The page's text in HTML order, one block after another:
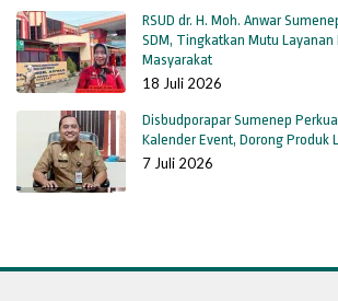
RSUD dr. H. Moh. Anwar
SDM, Tingkatkan Mutu
Masyarakat
18 Juli 2026
Disbudporapar Sumenep
Kalender Event, Dorong Produk
7 Juli 2026